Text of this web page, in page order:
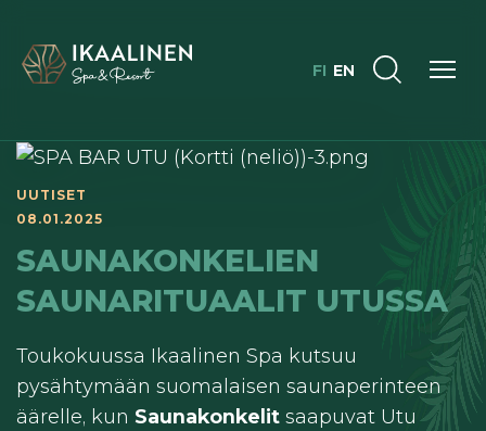
FI EN
UUTISET
08.01.2025
SAUNAKONKELIEN
SAUNARITUAALIT UTUSSA
Toukokuussa Ikaalinen Spa kutsuu
pysähtymään suomalaisen saunaperinteen
äärelle, kun Saunakonkelit saapuvat Utu